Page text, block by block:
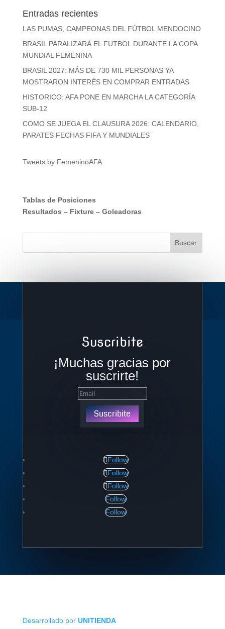
Entradas recientes
LAS PUMAS, CAMPEONAS DEL FÚTBOL MENDOCINO
BRASIL PARALIZARÁ EL FUTBOL DURANTE LA COPA
MUNDIAL FEMENINA
BRASIL 2027: MÁS DE 730 MIL PERSONAS YA
MOSTRARON INTERÉS EN COMPRAR ENTRADAS
HISTORICO: AFA PONE EN MARCHA LA CATEGORÍA
SUB-12
COMO SE JUEGA EL CLAUSURA 2026: CALENDARIO,
PARATES FECHAS FIFA Y MUNDIALES
Tweets by FemeninoAFA
Tablas de Posiciones
Resultados – Fixture– Goleadoras
Suscribite
¡Muchas gracias por
suscrirte!
Suscribite
Follow
Follow
Follow
Follow
Follow
Desarrollado por UNITIENDA